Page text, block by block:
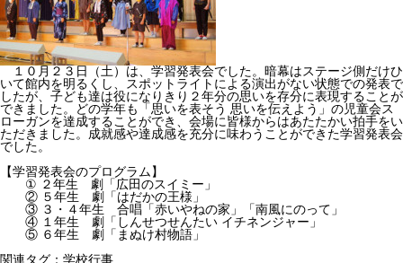
１０月２３日（土）は、学習発表会でした。暗幕はステージ側だけひ
いて館内を明るくし、スポットライトによる演出がない状態での発表で
したが、子ども達は役になりきり２年分の思いを存分に表現することが
できました。どの学年も「思いを表そう 思いを伝えよう」の児童会ス
ローガンを達成することができ、会場に皆様からはあたたかい拍手をい
ただきました。成就感や達成感を充分に味わうことができた学習発表会
でした。
【学習発表会のプログラム】
① ２年生 劇「広田のスイミー」
② ５年生 劇「はだかの王様」
③ ３・４年生 合唱「赤いやねの家」「南風にのって」
④ １年生 劇「しんせつせんたい イチネンジャー」
⑤ ６年生 劇「まぬけ村物語」
関連タグ： 学校行事